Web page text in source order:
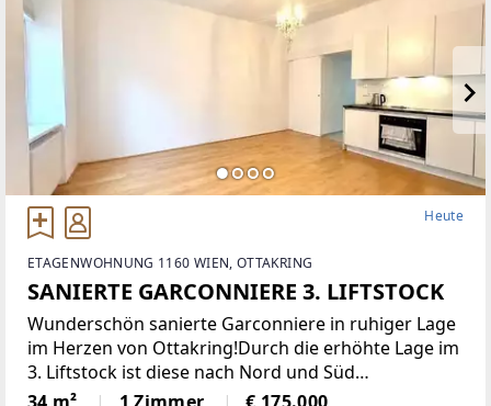
Heute
ETAGENWOHNUNG 1160 WIEN, OTTAKRING
SANIERTE GARCONNIERE 3. LIFTSTOCK
Wunderschön sanierte Garconniere in ruhiger Lage
im Herzen von Ottakring!Durch die erhöhte Lage im
3. Liftstock ist diese nach Nord und Süd
ausgerichtete Wohnung sehr hell und bietet eine